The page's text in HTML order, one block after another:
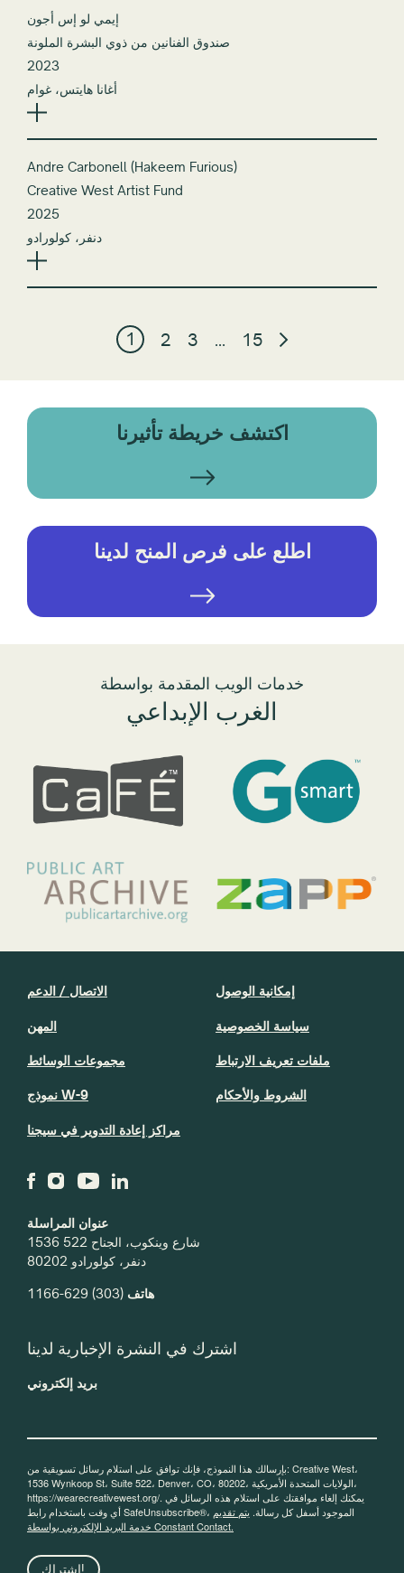
إيمي لو إس أجون
صندوق الفنانين من ذوي البشرة الملونة
2023
أغانا هايتس، غوام
Andre Carbonell (Hakeem Furious)
Creative West Artist Fund
2025
دنفر، كولورادو
1 2 3 … 15
اكتشف خريطة تأثيرنا
اطلع على فرص المنح لدينا
خدمات الويب المقدمة بواسطة
الغرب الإبداعي
عنوان المراسلة
1536 شارع وينكوب، الجناح 522
دنفر، كولورادو 80202
هاتف (303) 629-1166
الاتصال / الدعم
المهن
مجموعات الوسائط
نموذج W-9
مراكز إعادة التدوير في سيجنا
إمكانية الوصول
سياسة الخصوصية
ملفات تعريف الارتباط
الشروط والأحكام
اشترك في النشرة الإخبارية لدينا
بريد إلكتروني
بإرسالك هذا النموذج، فإنك توافق على استلام رسائل تسويقية من: Creative West،
1536 Wynkoop St، Suite 522، Denver، CO، 80202، الولايات المتحدة الأمريكية،
https://wearecreativewest.org/. يمكنك إلغاء موافقتك على استلام هذه الرسائل في
أي وقت باستخدام رابط SafeUnsubscribe®، الموجود أسفل كل رسالة. يتم تقديم
خدمة البريد الإلكتروني بواسطة Constant Contact.
اشتراك!